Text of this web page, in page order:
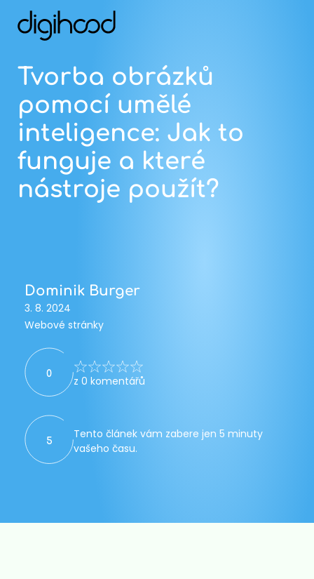
Tvorba obrázků
pomocí umělé
inteligence: Jak to
funguje a které
nástroje použít?
Dominik Burger
3. 8. 2024
Webové stránky
0
z 0 komentářů
5
Tento článek vám zabere jen 5 minuty
vašeho času.